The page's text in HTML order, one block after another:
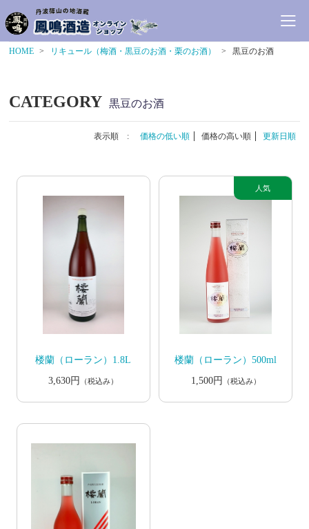
HOME リキュール（梅酒・黒豆のお酒・栗のお酒） 黒豆のお酒
CATEGORY 黒豆のお酒
表示順 : 価格の低い順 価格の高い順 更新日順
楼蘭（ローラン）1.8L
3,630円
（税込み）
楼蘭（ローラン）500ml
1,500円
（税込み）